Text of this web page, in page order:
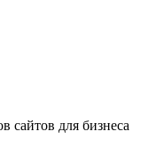
сайтов для бизнеса